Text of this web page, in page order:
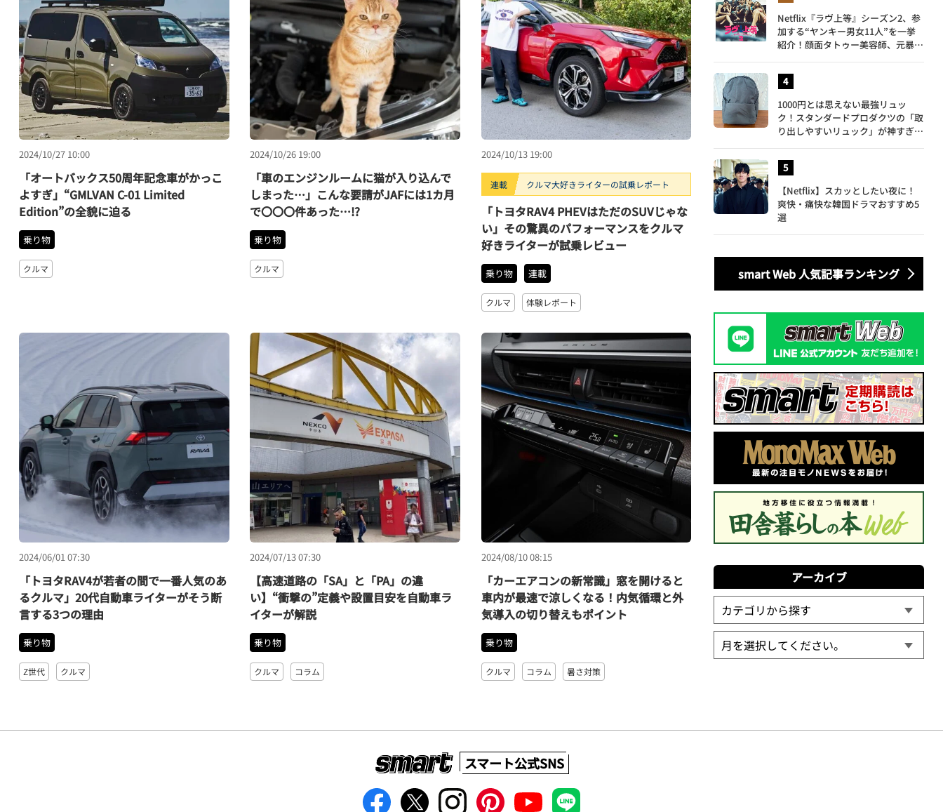
2024/10/27 10:00
「オートバックス50周年記念車がかっこ
よすぎ」“GMLVAN C-01 Limited
Edition”の全貌に迫る
乗り物
クルマ
2024/10/26 19:00
「車のエンジンルームに猫が入り込んで
しまった…」こんな要請がJAFには1カ月
で〇〇〇件あった…!?
乗り物
クルマ
2024/10/13 19:00
連載 クルマ大好きライターの試乗レポート
「トヨタRAV4 PHEVはただのSUVじゃな
い」その驚異のパフォーマンスをクルマ
好きライターが試乗レビュー
乗り物 連載
クルマ 体験レポート
2024/06/01 07:30
「トヨタRAV4が若者の間で一番人気のあ
るクルマ」20代自動車ライターがそう断
言する3つの理由
乗り物
Z世代 クルマ
2024/07/13 07:30
【高速道路の「SA」と「PA」の違
い】“衝撃の”定義や設置目安を自動車ラ
イターが解説
乗り物
クルマ コラム
2024/08/10 08:15
「カーエアコンの新常識」窓を開けると
車内が最速で涼しくなる！内気循環と外
気導入の切り替えもポイント
乗り物
クルマ コラム 暑さ対策
Netflix『ラヴ上等』シーズン2、参
加する“ヤンキー男女11人”を一挙
紹介！顔面タトゥー美容師、元暴走
1000円とは思えない最強リュッ
ク！スタンダードプロダクツの「取
り出しやすいリュック」が神すぎ
【Netflix】スカッとしたい夜に！
爽快・痛快な韓国ドラマおすすめ5
選
smart Web 人気記事ランキング
アーカイブ
スマート公式SNS